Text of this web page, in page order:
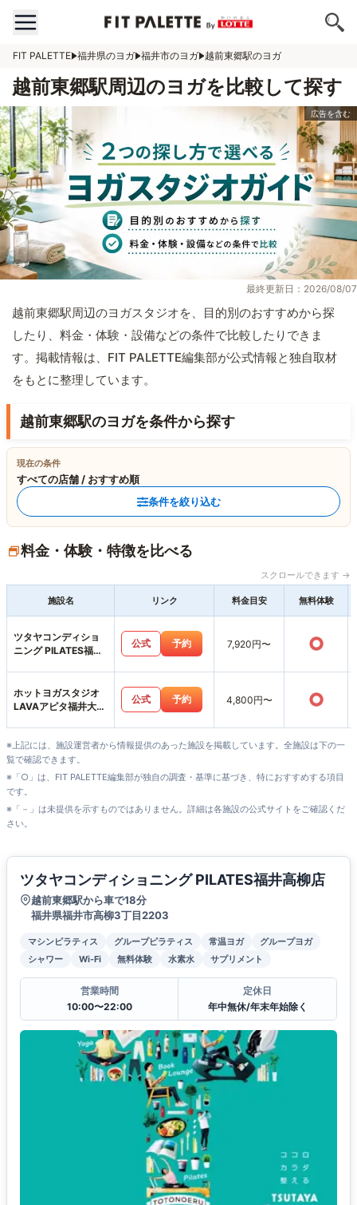
FIT PALETTE 福井県のヨガ 福井市のヨガ 越前東郷駅のヨガ
越前東郷駅周辺のヨガを比較して探す
最終更新日：2026/08/07
越前東郷駅周辺のヨガスタジオを、目的別のおすすめから探
したり、料金・体験・設備などの条件で比較したりできま
す。掲載情報は、FIT PALETTE編集部が公式情報と独自取材
をもとに整理しています。
越前東郷駅のヨガを条件から探す
現在の条件
すべての店舗 / おすすめ順
条件を絞り込む
料金・体験・特徴を比べる
スクロールできます →
施設名 リンク 料金目安 無料体験
ツタヤコンディショ
ニング PILATES福井
公式 予約 7,920円〜 ○
ホットヨガスタジオ
LAVAアピタ福井大和
公式 予約 4,800円〜 ○
※上記には、施設運営者から情報提供のあった施設を掲載しています。全施設は下の一
覧で確認できます。
※「○」は、FIT PALETTE編集部が独自の調査・基準に基づき、特におすすめする項目
です。
※「－」は未提供を示すものではありません。詳細は各施設の公式サイトをご確認くだ
さい。
ツタヤコンディショニング PILATES福井高柳店
越前東郷駅から車で18分
福井県福井市高柳3丁目2203
マシンピラティス グループピラティス 常温ヨガ
グループヨガ
シャワー
Wi-Fi 無料体験 水素水 サプリメント
営業時間
10:00〜22:00
定休日
年中無休/年末年始除く